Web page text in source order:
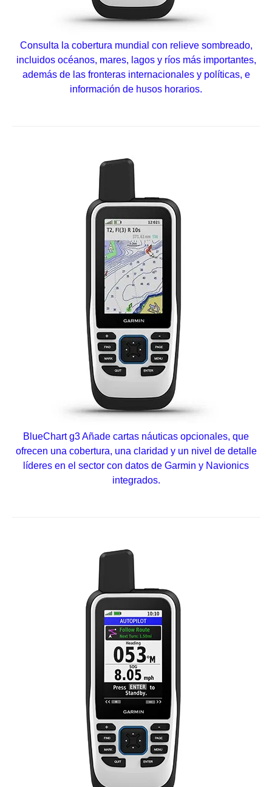
Consulta la cobertura mundial con relieve sombreado,
incluidos océanos, mares, lagos y ríos más importantes,
además de las fronteras internacionales y políticas, e
información de husos horarios.
BlueChart g3Añade cartas náuticas opcionales, que
ofrecen una cobertura, una claridad y un nivel de detalle
líderes en el sector con datos de Garmin y Navionics
integrados.